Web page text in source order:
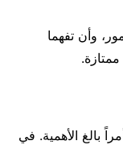
وأن تفهما
بالغ الأهمية. في